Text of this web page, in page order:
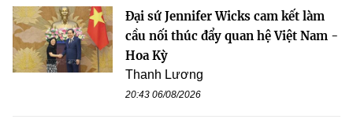
Đại sứ Jennifer Wicks cam kết làm
cầu nối thúc đẩy quan hệ Việt Nam -
Hoa Kỳ
Thanh Lương
20:43 06/08/2026